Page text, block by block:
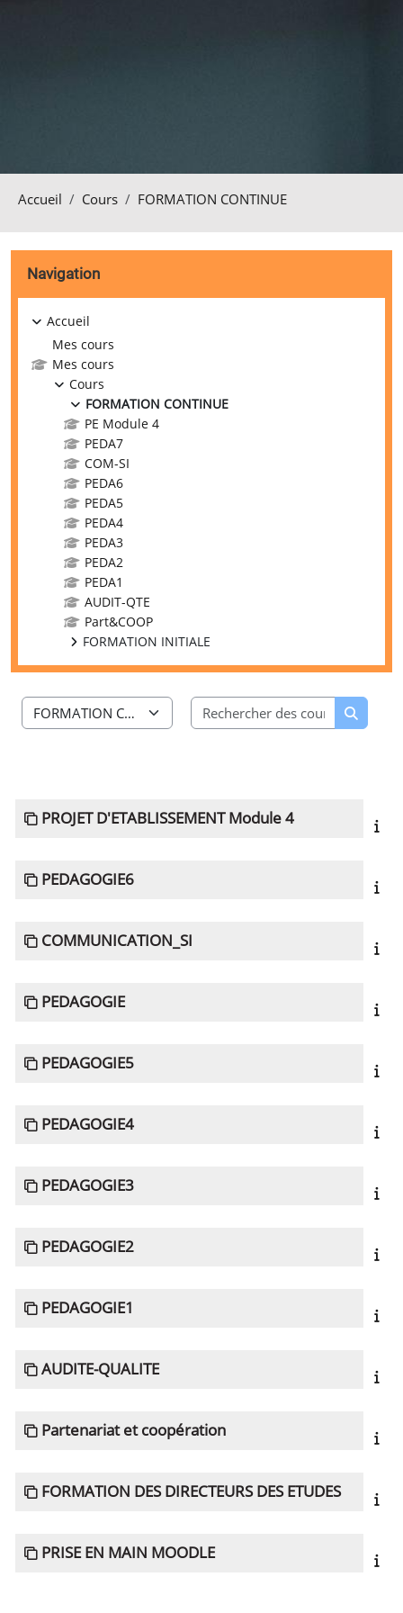
Accueil Cours FORMATION CONTINUE
Blocs
Navigation
Accueil
Mes cours
Mes cours
Cours
FORMATION CONTINUE
PE Module 4
PEDA7
COM-SI
PEDA6
PEDA5
PEDA4
PEDA3
PEDA2
PEDA1
AUDIT-QTE
Part&COOP
FORMATION INITIALE
Catégories de cours
PROJET D'ETABLISSEMENT Module 4
PEDAGOGIE6
COMMUNICATION_SI
PEDAGOGIE
PEDAGOGIE5
PEDAGOGIE4
PEDAGOGIE3
PEDAGOGIE2
PEDAGOGIE1
AUDITE-QUALITE
Partenariat et coopération
FORMATION DES DIRECTEURS DES ETUDES
PRISE EN MAIN MOODLE